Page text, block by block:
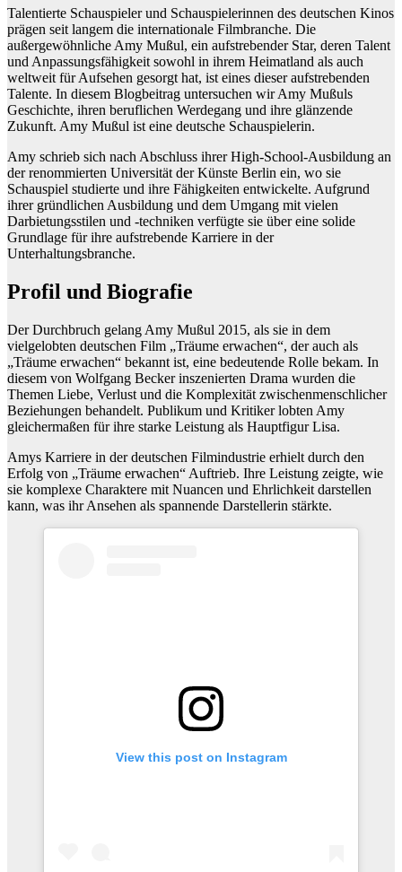
Talentierte Schauspieler und Schauspielerinnen des deutschen Kinos
prägen seit langem die internationale Filmbranche. Die
außergewöhnliche Amy Mußul, ein aufstrebender Star, deren Talent
und Anpassungsfähigkeit sowohl in ihrem Heimatland als auch
weltweit für Aufsehen gesorgt hat, ist eines dieser aufstrebenden
Talente. In diesem Blogbeitrag untersuchen wir Amy Mußuls
Geschichte, ihren beruflichen Werdegang und ihre glänzende
Zukunft. Amy Mußul ist eine deutsche Schauspielerin.
Amy schrieb sich nach Abschluss ihrer High-School-Ausbildung an
der renommierten Universität der Künste Berlin ein, wo sie
Schauspiel studierte und ihre Fähigkeiten entwickelte. Aufgrund
ihrer gründlichen Ausbildung und dem Umgang mit vielen
Darbietungsstilen und -techniken verfügte sie über eine solide
Grundlage für ihre aufstrebende Karriere in der
Unterhaltungsbranche.
Profil und Biografie
Der Durchbruch gelang Amy Mußul 2015, als sie in dem
vielgelobten deutschen Film „Träume erwachen“, der auch als
„Träume erwachen“ bekannt ist, eine bedeutende Rolle bekam. In
diesem von Wolfgang Becker inszenierten Drama wurden die
Themen Liebe, Verlust und die Komplexität zwischenmenschlicher
Beziehungen behandelt. Publikum und Kritiker lobten Amy
gleichermaßen für ihre starke Leistung als Hauptfigur Lisa.
Amys Karriere in der deutschen Filmindustrie erhielt durch den
Erfolg von „Träume erwachen“ Auftrieb. Ihre Leistung zeigte, wie
sie komplexe Charaktere mit Nuancen und Ehrlichkeit darstellen
kann, was ihr Ansehen als spannende Darstellerin stärkte.
View this post on Instagram